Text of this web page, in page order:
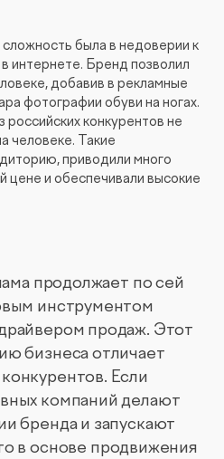
была в недоверии к
интернете. Бренд позволил
добавив в рекламные
фотографии обуви на ногах.
конкурентов не
человеке. Такие
приводили много
цене и обеспечивали высокие
продолжает по сей
инструментом
продаж. Этот
бизнеса отличает
Если
компаний делают
бренда и запускают
в основе продвижения